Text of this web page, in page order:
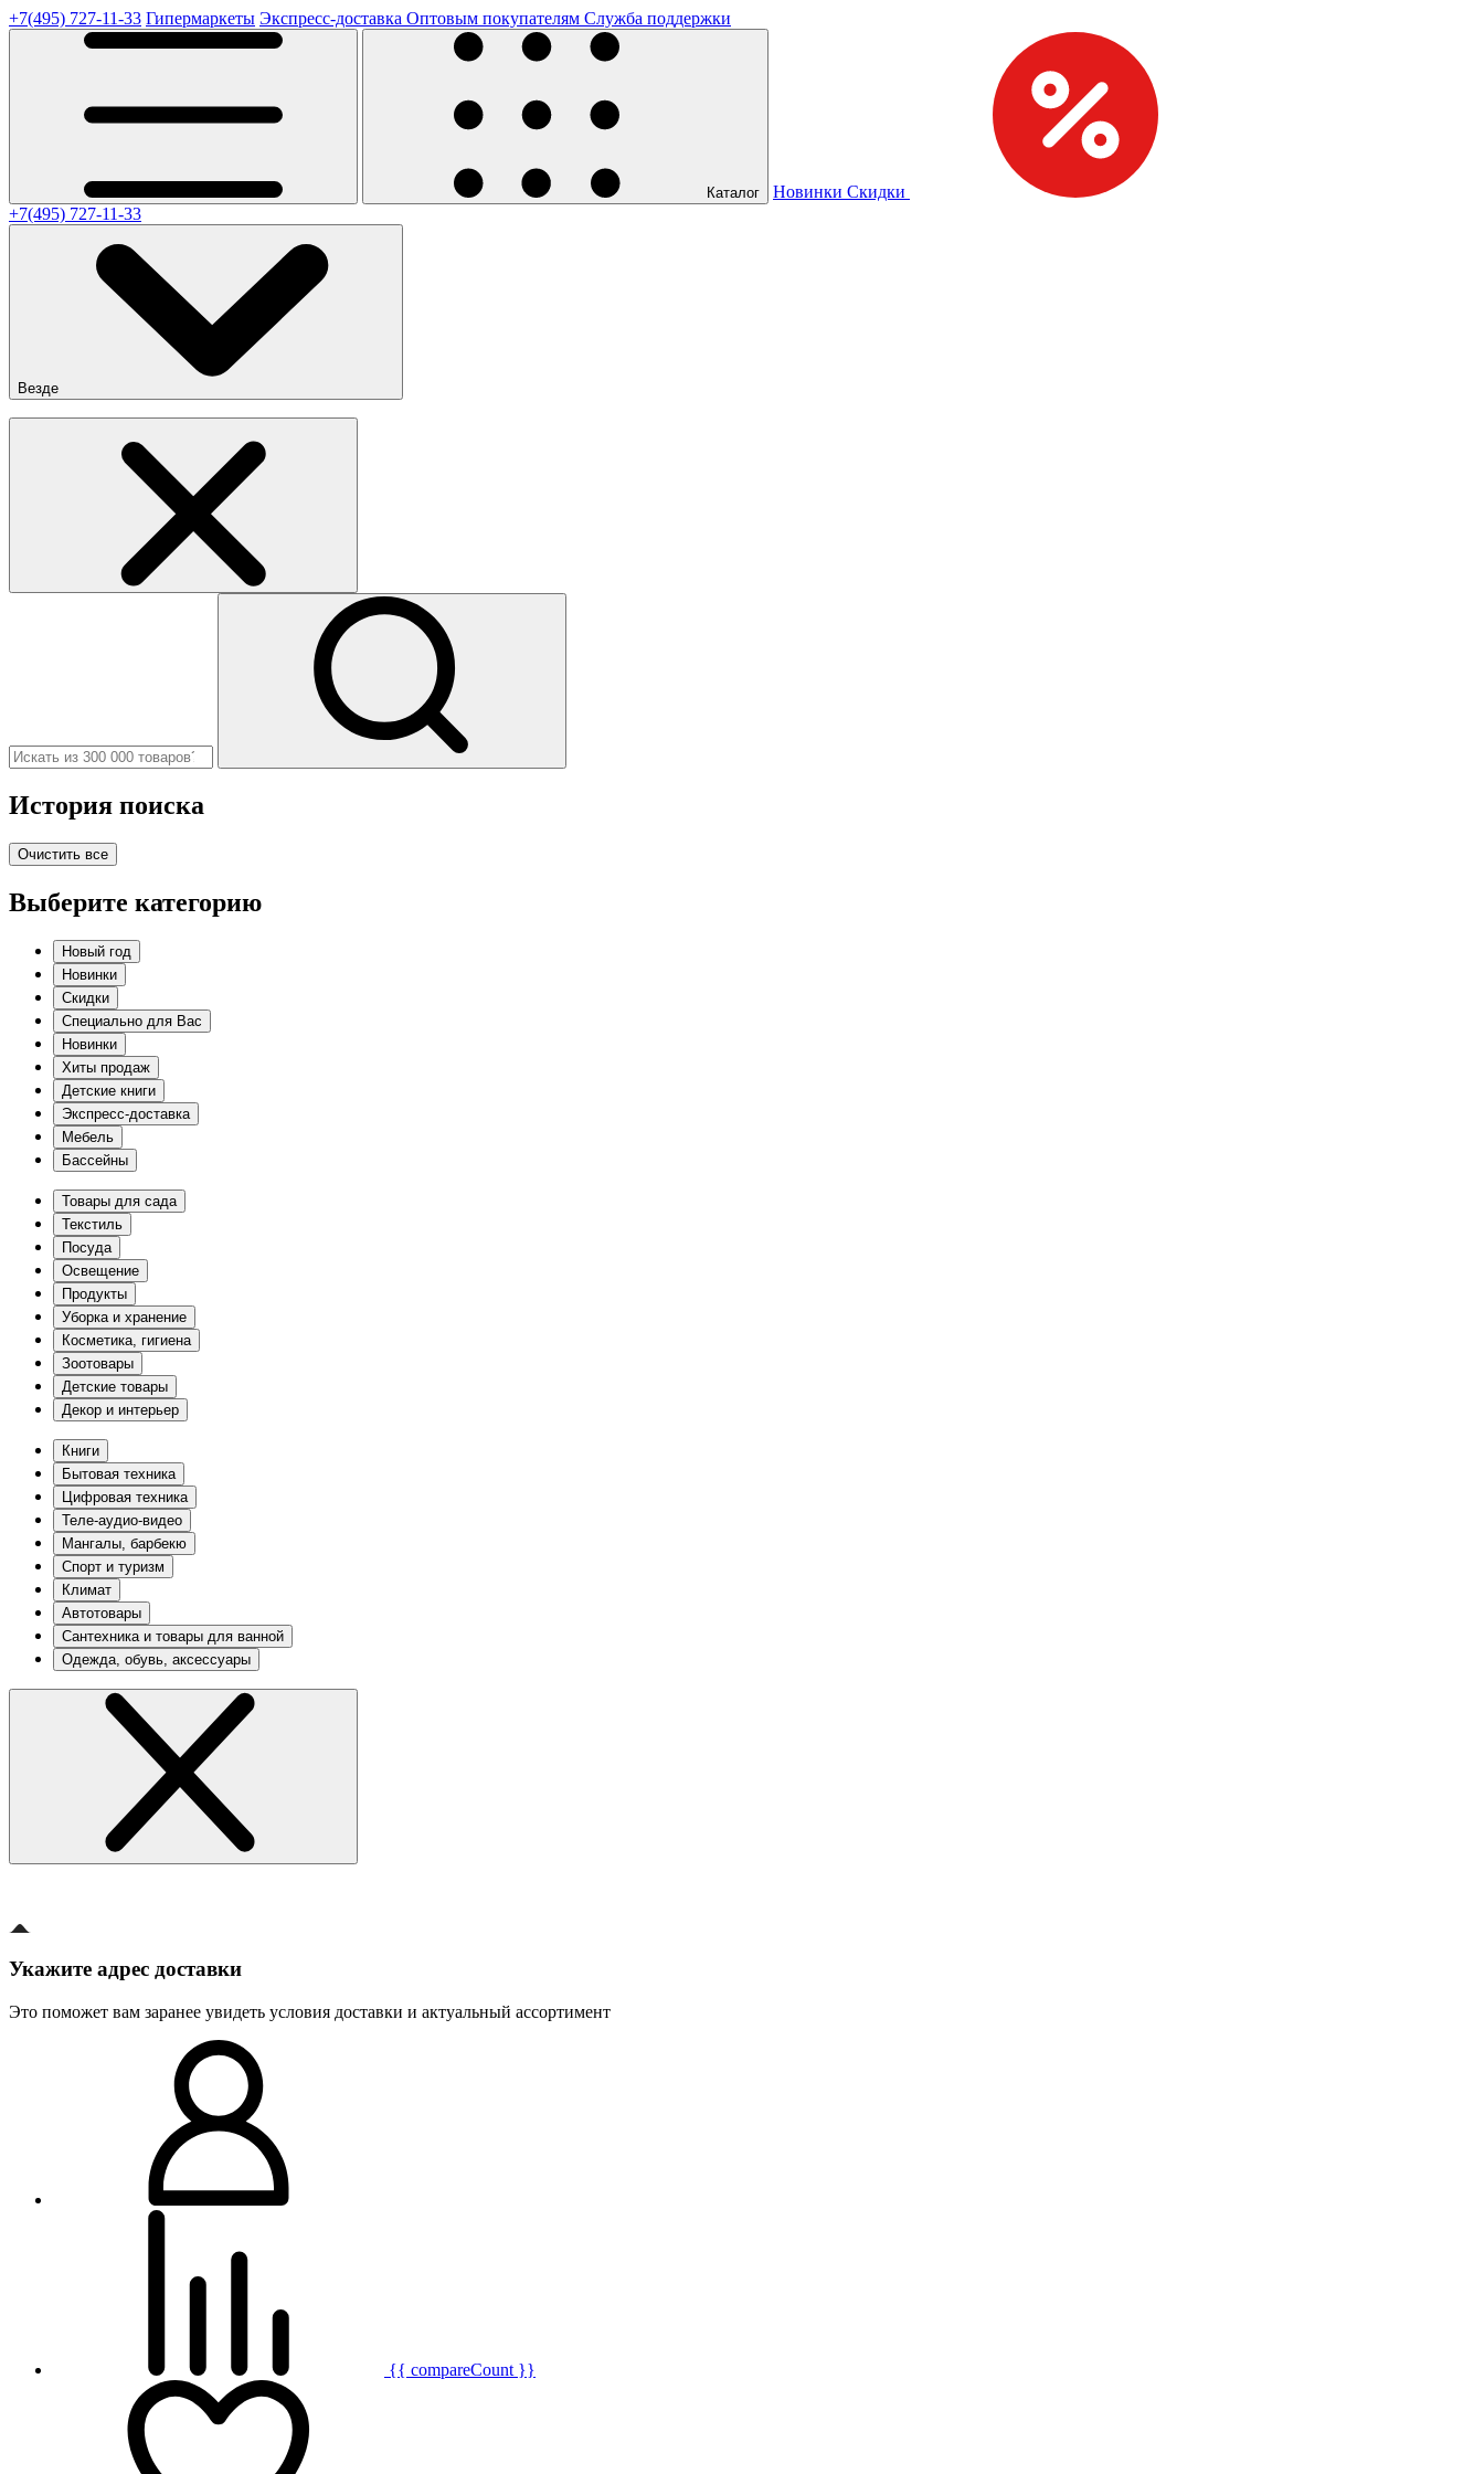
+7(495) 727-11-33 Гипермаркеты Экспресс-доставка Оптовым покупателям Служба поддержки
Каталог Новинки Скидки
+7(495) 727-11-33
Везде
История поиска
Очистить все
Выберите категорию
Новый год
Новинки
Скидки
Специально для Вас
Новинки
Хиты продаж
Детские книги
Экспресс-доставка
Мебель
Бассейны
Товары для сада
Текстиль
Посуда
Освещение
Продукты
Уборка и хранение
Косметика, гигиена
Зоотовары
Детские товары
Декор и интерьер
Книги
Бытовая техника
Цифровая техника
Теле-аудио-видео
Мангалы, барбекю
Спорт и туризм
Климат
Автотовары
Сантехника и товары для ванной
Одежда, обувь, аксессуары
Укажите адрес доставки
Это поможет вам заранее увидеть условия доставки и актуальный ассортимент
{{ compareCount }}